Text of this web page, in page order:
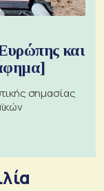
και
σημασίας